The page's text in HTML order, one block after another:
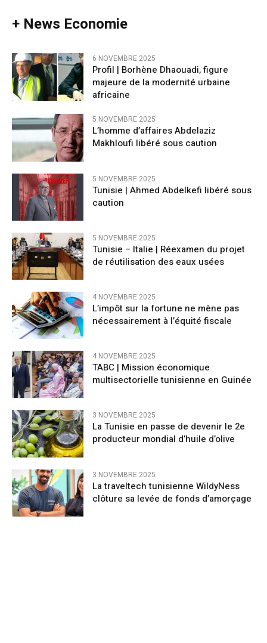
+ News Economie
6 NOVEMBRE 2025
Profil | Borhène Dhaouadi, figure
majeure de la modernité urbaine
africaine
5 NOVEMBRE 2025
L’homme d’affaires Abdelaziz
Makhloufi libéré sous caution
5 NOVEMBRE 2025
Tunisie | Ahmed Abdelkefi libéré sous
caution
5 NOVEMBRE 2025
Tunisie – Italie | Réexamen du projet
de réutilisation des eaux usées
4 NOVEMBRE 2025
L’impôt sur la fortune ne mène pas
nécessairement à l’équité fiscale
4 NOVEMBRE 2025
TABC | Mission économique
multisectorielle tunisienne en Guinée
3 NOVEMBRE 2025
La Tunisie en passe de devenir le 2e
producteur mondial d’huile d’olive
3 NOVEMBRE 2025
La traveltech tunisienne WildyNess
clôture sa levée de fonds d’amorçage